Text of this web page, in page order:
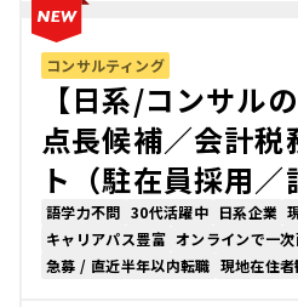
コンサルティング
【日系/コンサル
点長候補／会計税
ト（駐在員採用／
語学力不問 30代活躍中 日系企業
キャリアパス豊富 オンラインで一
急募 / 直近半年以内転職 現地在住